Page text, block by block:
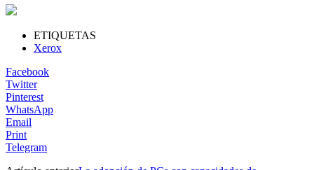
ETIQUETAS
Xerox
Facebook
Twitter
Pinterest
WhatsApp
Email
Print
Telegram